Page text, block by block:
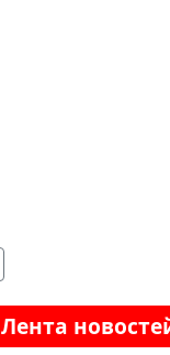
Лента